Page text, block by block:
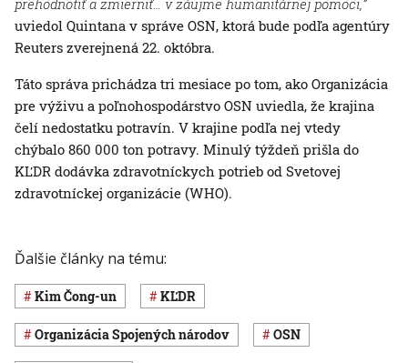
prehodnotiť a zmierniť… v záujme humanitárnej pomoci,“
uviedol Quintana v správe OSN, ktorá bude podľa agentúry
Reuters zverejnená 22. októbra.
Táto správa prichádza tri mesiace po tom, ako Organizácia
pre výživu a poľnohospodárstvo OSN uviedla, že krajina
čelí nedostatku potravín. V krajine podľa nej vtedy
chýbalo 860 000 ton potravy. Minulý týždeň prišla do
KĽDR dodávka zdravotníckych potrieb od Svetovej
zdravotníckej organizácie (WHO).
Ďalšie články na tému:
Kim Čong-un KĽDR
Organizácia Spojených národov OSN